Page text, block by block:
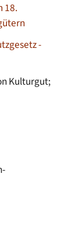
18.
-
Kulturgut;